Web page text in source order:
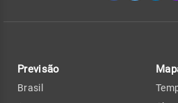
Previsão
Brasil